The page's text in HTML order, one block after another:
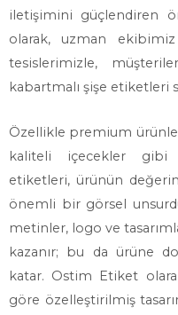
iletişimini güçlendiren
olarak, uzman
tesislerimizle,
kabartmalı şişe etiketleri
Özellikle premium
kaliteli içecekler gibi
etiketleri, ürünün
önemli bir görsel
metinler, logo ve
kazanır; bu da ürüne
katar. Ostim Etiket
göre özelleştirilmiş